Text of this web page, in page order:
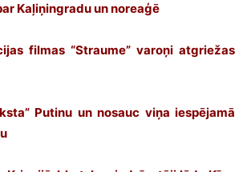
Kaļiņingradu un noreaģē
filmas “Straume” varoņi atgriežas
Putinu un nosauc viņa iespējamā